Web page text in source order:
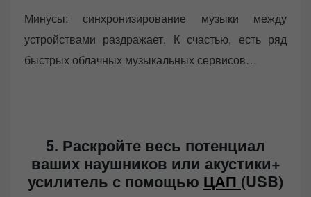
Минусы: синхронизирование музыки между
устройствами раздражает. К счастью, есть ряд
быстрых облачных музыкальных сервисов…
5. Раскройте весь потенциал
ваших наушников или акустики+
усилитель с помощью ЦАП (USB)